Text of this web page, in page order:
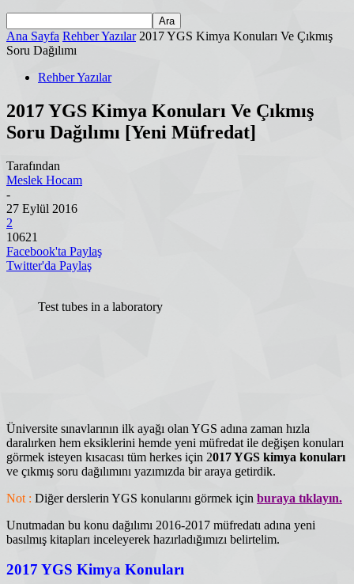
Ana Sayfa Rehber Yazılar 2017 YGS Kimya Konuları Ve Çıkmış
Soru Dağılımı
Rehber Yazılar
2017 YGS Kimya Konuları Ve Çıkmış
Soru Dağılımı [Yeni Müfredat]
Tarafından
Meslek Hocam
-
27 Eylül 2016
2
10621
Facebook'ta Paylaş
Twitter'da Paylaş
Test tubes in a laboratory
Üniversite sınavlarının ilk ayağı olan YGS adına zaman hızla
daralırken hem eksiklerini hemde yeni müfredat ile değişen konuları
görmek isteyen kısacası tüm herkes için 2017 YGS kimya konuları
ve çıkmış soru dağılımını yazımızda bir araya getirdik.
Not : Diğer derslerin YGS konularını görmek için buraya tıklayın.
Unutmadan bu konu dağılımı 2016-2017 müfredatı adına yeni
basılmış kitapları inceleyerek hazırladığımızı belirtelim.
2017 YGS Kimya Konuları